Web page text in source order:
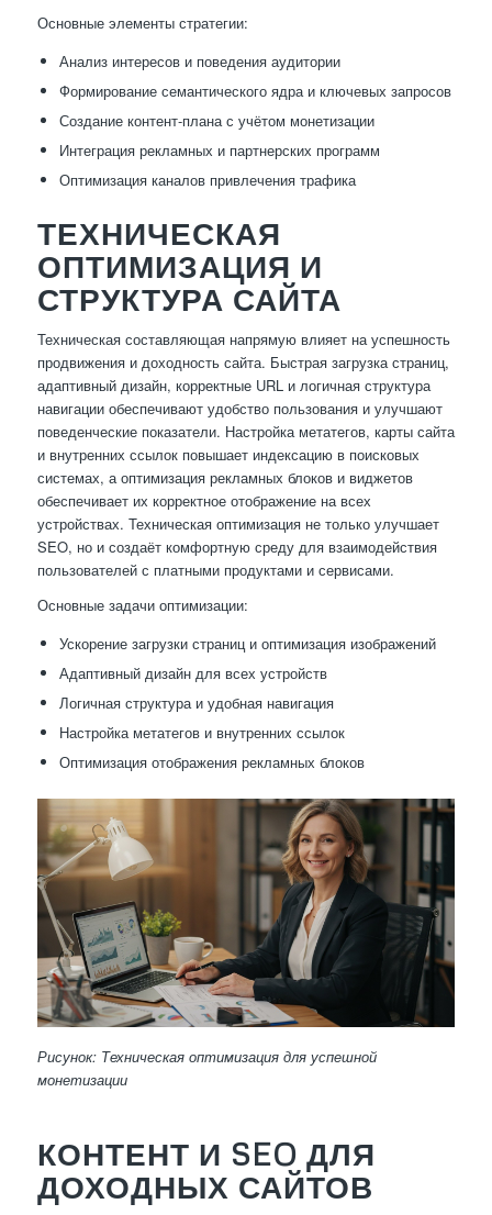
Основные элементы стратегии:
Анализ интересов и поведения аудитории
Формирование семантического ядра и ключевых запросов
Создание контент-плана с учётом монетизации
Интеграция рекламных и партнерских программ
Оптимизация каналов привлечения трафика
ТЕХНИЧЕСКАЯ
ОПТИМИЗАЦИЯ И
СТРУКТУРА САЙТА
Техническая составляющая напрямую влияет на успешность
продвижения и доходность сайта. Быстрая загрузка страниц,
адаптивный дизайн, корректные URL и логичная структура
навигации обеспечивают удобство пользования и улучшают
поведенческие показатели. Настройка метатегов, карты сайта
и внутренних ссылок повышает индексацию в поисковых
системах, а оптимизация рекламных блоков и виджетов
обеспечивает их корректное отображение на всех
устройствах. Техническая оптимизация не только улучшает
SEO, но и создаёт комфортную среду для взаимодействия
пользователей с платными продуктами и сервисами.
Основные задачи оптимизации:
Ускорение загрузки страниц и оптимизация изображений
Адаптивный дизайн для всех устройств
Логичная структура и удобная навигация
Настройка метатегов и внутренних ссылок
Оптимизация отображения рекламных блоков
Рисунок: Техническая оптимизация для успешной
монетизации
КОНТЕНТ И SEO ДЛЯ
ДОХОДНЫХ САЙТОВ